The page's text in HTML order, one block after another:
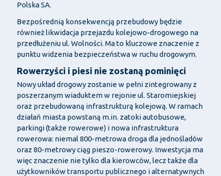
Polska SA.
Bezpośrednią konsekwencją przebudowy będzie
również likwidacja przejazdu kolejowo-drogowego na
przedłużeniu ul. Wolności. Ma to kluczowe znaczenie z
punktu widzenia bezpieczeństwa w ruchu drogowym.
Rowerzyści i piesi nie zostaną pominięci
Nowy układ drogowy zostanie w pełni zintegrowany z
poszerzanym wiaduktem w rejonie ul. Staromiejskiej
oraz przebudowaną infrastrukturą kolejową. W ramach
działań miasta powstaną m.in. zatoki autobusowe,
parkingi (także rowerowe) i nowa infrastruktura
rowerowa: niemal 800-metrowa droga dla jednośladów
oraz 80-metrowy ciąg pieszo-rowerowy. Inwestycja ma
więc znaczenie nie tylko dla kierowców, lecz także dla
użytkowników transportu publicznego i alternatywnych